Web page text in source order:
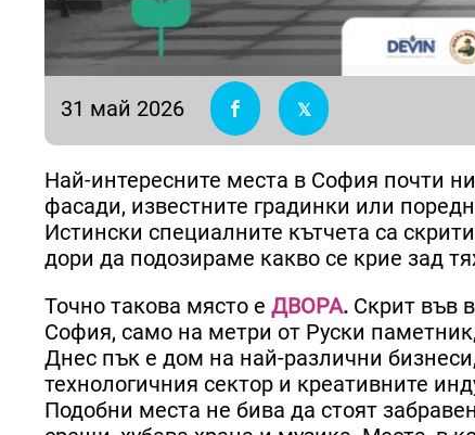
31 май 2026
Най-интересните места в София почти
фасади, известните градинки или
Истински специалните кътчета са
дори да подозираме какво се крие зад
Точно такова място е ДВОРА. Скрит във
София, само на метри от Руски
Днес пък е дом на най-различни
технологичния сектор и креативните
Подобни места не бива да стоят